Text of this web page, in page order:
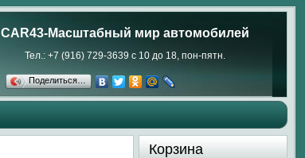
CAR43-Масштабный мир автомобилей
Тел.: +7 (916) 729-3639 с 10 до 18, пон-пятн.
Поделиться…
Корзина